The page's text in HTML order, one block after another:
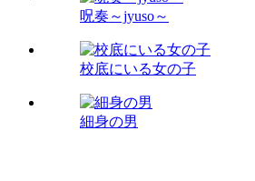
呪奏～jyuso～
校底にいる女の子
細身の男